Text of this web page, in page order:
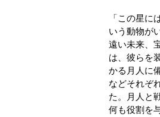
「この星に
いう動物が
遠い未来、
は、彼らを
かる月人に
などそれぞ
た。月人と
何も役割を